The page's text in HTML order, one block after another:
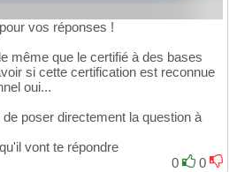
vos réponses !
même que le certifié à des bases
si cette certification est reconnue
oui...
poser directement la question à
vont te répondre
0
0